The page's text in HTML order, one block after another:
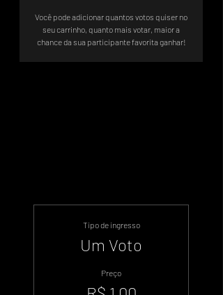
Você pode adicionar quantos votos quiser no
seu carrinho, quanto mais votar, maior a
chance da sua participante favorita ganhar!
Tipo de ingresso
Um Voto
Preço